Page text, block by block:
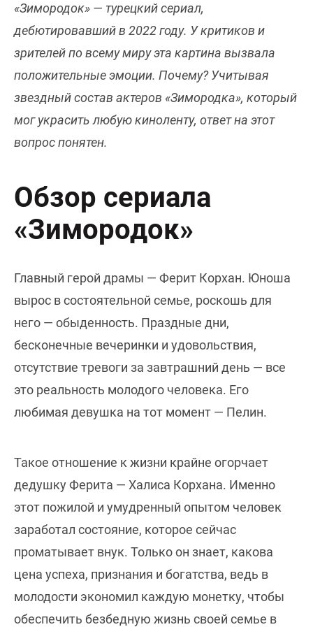
«Зимородок» — турецкий сериал,
дебютировавший в 2022 году. У критиков и
зрителей по всему миру эта картина вызвала
положительные эмоции. Почему? Учитывая
звездный состав актеров «Зимородка», который
мог украсить любую киноленту, ответ на этот
вопрос понятен.
Обзор сериала
«Зимородок»
Главный герой драмы — Ферит Корхан. Юноша
вырос в состоятельной семье, роскошь для
него — обыденность. Праздные дни,
бесконечные вечеринки и удовольствия,
отсутствие тревоги за завтрашний день — все
это реальность молодого человека. Его
любимая девушка на тот момент — Пелин.
Такое отношение к жизни крайне огорчает
дедушку Ферита — Халиса Корхана. Именно
этот пожилой и умудренный опытом человек
заработал состояние, которое сейчас
проматывает внук. Только он знает, какова
цена успеха, признания и богатства, ведь в
молодости экономил каждую монетку, чтобы
обеспечить безбедную жизнь своей семье в